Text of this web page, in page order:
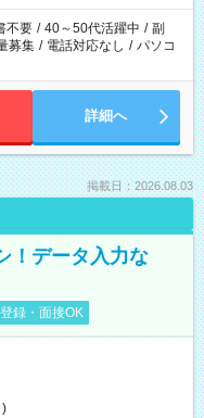
不要 / 40～50代活躍中 / 副
募集 / 電話対応なし / パソコ
詳細へ
掲載日：2026.08.03
！データ入力な
録・面接OK
)